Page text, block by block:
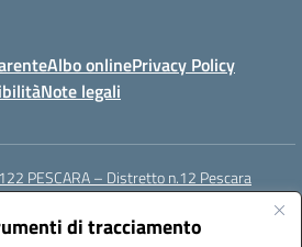
di tracciamento
Albo onlinePrivacy Policy
Note legali
PESCARA – Distretto n.12 Pescara
peic835007@pec.istruzione.it